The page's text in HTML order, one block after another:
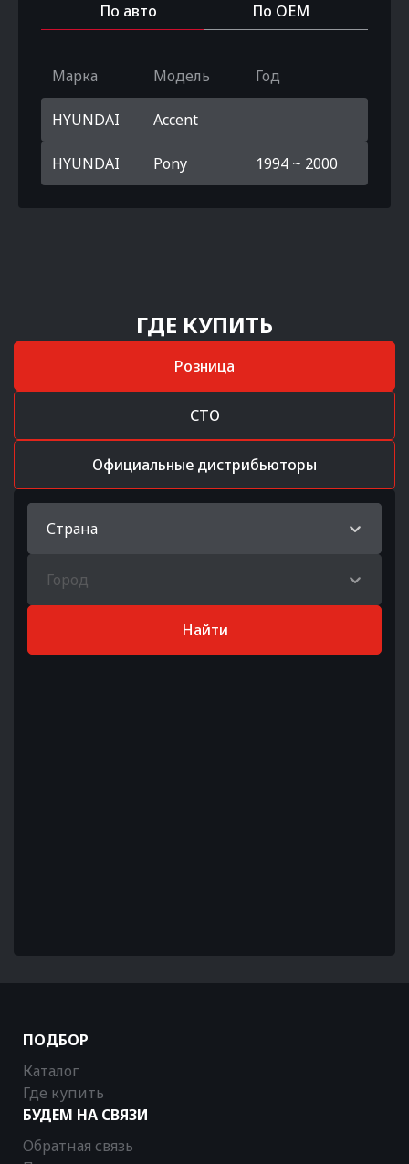
По авто По OEM
Марка Модель Год
HYUNDAI Accent
HYUNDAI Pony 1994 ~ 2000
ГДЕ КУПИТЬ
Розница
СТО
Официальные дистрибьюторы
Страна
Город
Найти
ПОДБОР
Каталог
Где купить
БУДЕМ НА СВЯЗИ
Обратная связь